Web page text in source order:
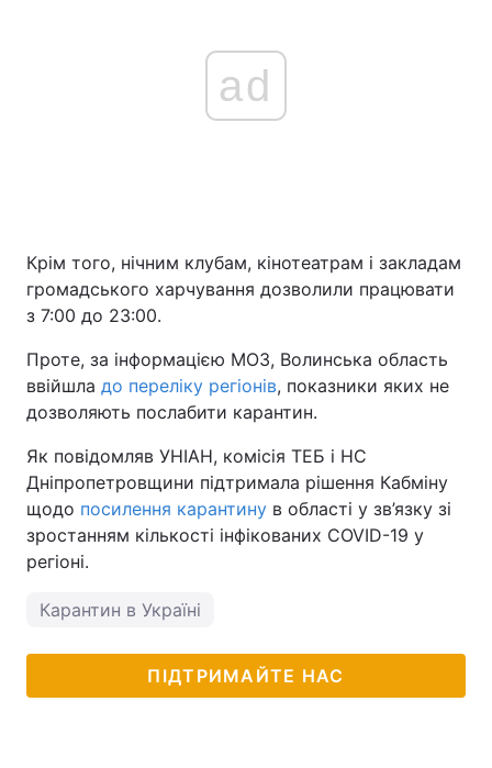
ad
Крім того, нічним клубам, кінотеатрам і закладам
громадського харчування дозволили працювати
з 7:00 до 23:00.
Проте, за інформацією МОЗ, Волинська область
ввійшла до переліку регіонів, показники яких не
дозволяють послабити карантин.
Як повідомляв УНІАН, комісія ТЕБ і НС
Дніпропетровщини підтримала рішення Кабміну
щодо посилення карантину в області у зв’язку зі
зростанням кількості інфікованих COVID-19 у
регіоні.
Карантин в Україні
ПІДТРИМАЙТЕ НАС